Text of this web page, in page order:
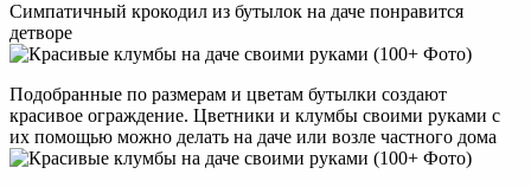
Симпатичный крокодил из бутылок на даче понравится
детворе
Подобранные по размерам и цветам бутылки создают
красивое ограждение. Цветники и клумбы своими руками с
их помощью можно делать на даче или возле частного дома